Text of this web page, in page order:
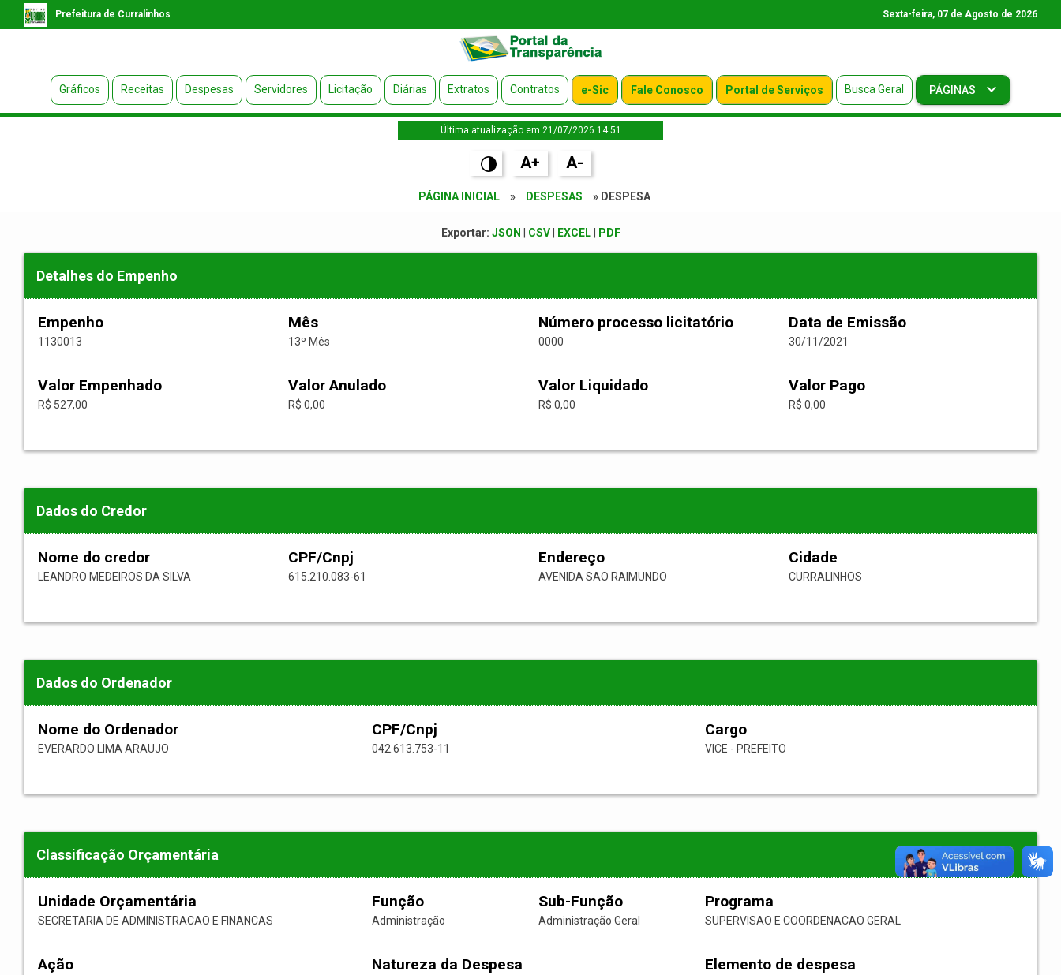
Prefeitura de Curralinhos Sexta-feira, 07 de Agosto de 2026
Gráficos Receitas Despesas Servidores Licitação Diárias Extratos Contratos e-Sic Fale Conosco Portal de Serviços Busca Geral PÁGINAS
Última atualização em 21/07/2026 14:51
A+ A-
PÁGINA INICIAL » DESPESAS » DESPESA
Exportar: JSON CSV| EXCEL| PDF
Detalhes do Empenho
Empenho
1130013
Mês
13º Mês
Número processo licitatório
0000
Data de Emissão
30/11/2021
Valor Empenhado
R$ 527,00
Valor Anulado
R$ 0,00
Valor Liquidado
R$ 0,00
Valor Pago
R$ 0,00
Dados do Credor
Nome do credor
LEANDRO MEDEIROS DA SILVA
CPF/Cnpj
615.210.083-61
Endereço
AVENIDA SAO RAIMUNDO
Cidade
CURRALINHOS
Dados do Ordenador
Nome do Ordenador
EVERARDO LIMA ARAUJO
CPF/Cnpj
042.613.753-11
Cargo
VICE - PREFEITO
Classificação Orçamentária
Unidade Orçamentária
SECRETARIA DE ADMINISTRACAO E FINANCAS
Função
Administração
Sub-Função
Administração Geral
Programa
SUPERVISAO E COORDENACAO GERAL
Ação Natureza da Despesa Elemento de despesa